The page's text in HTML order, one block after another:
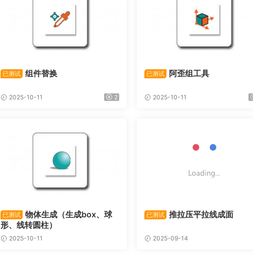
已测试 组件替换
2025-10-11 2
已测试 阿歪组工具
2025-10-11
已测试
物体生成（生成box、球
形、线转圆柱）
2025-10-11
已测试 推拉压平拉线成面
2025-09-14